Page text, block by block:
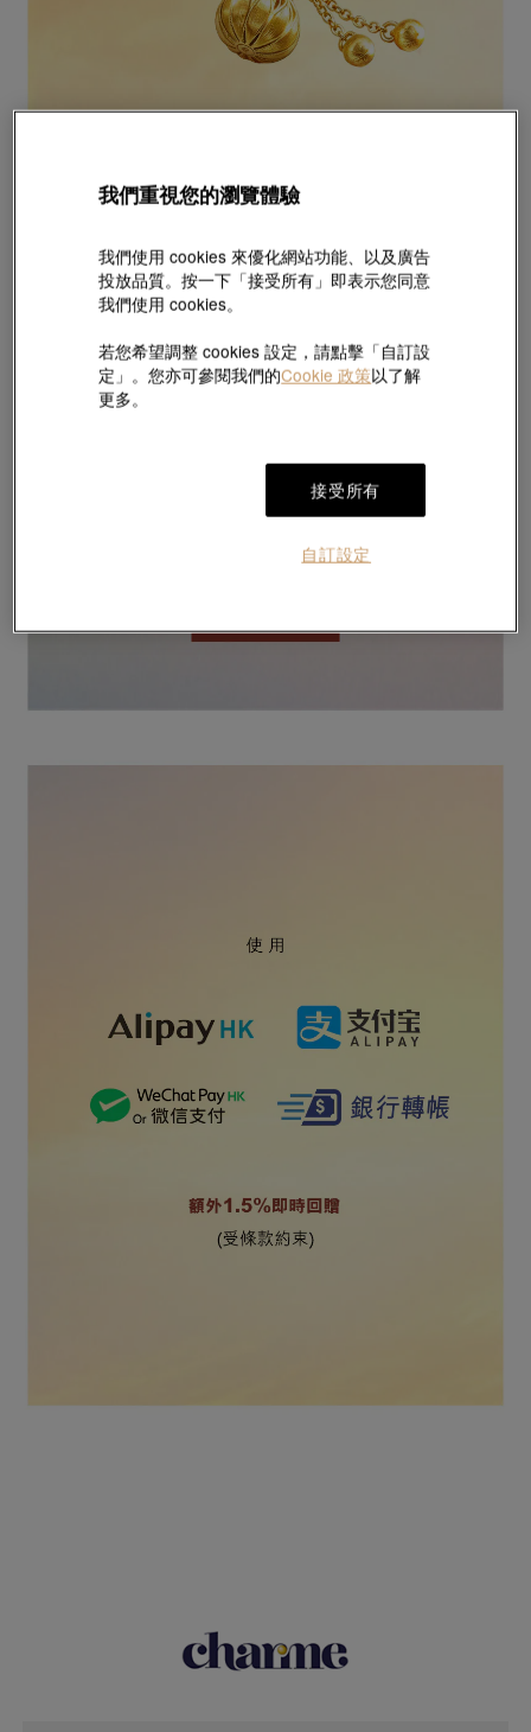
我們重視您的瀏覽體驗
我們使用 cookies 來優化網站功能、以及廣告
投放品質。按一下「接受所有」即表示您同意
我們使用 cookies。
若您希望調整 cookies 設定，請點擊「自訂設
定」。您亦可參閱我們的Cookie 政策以了解
更多。
接受所有
自訂設定